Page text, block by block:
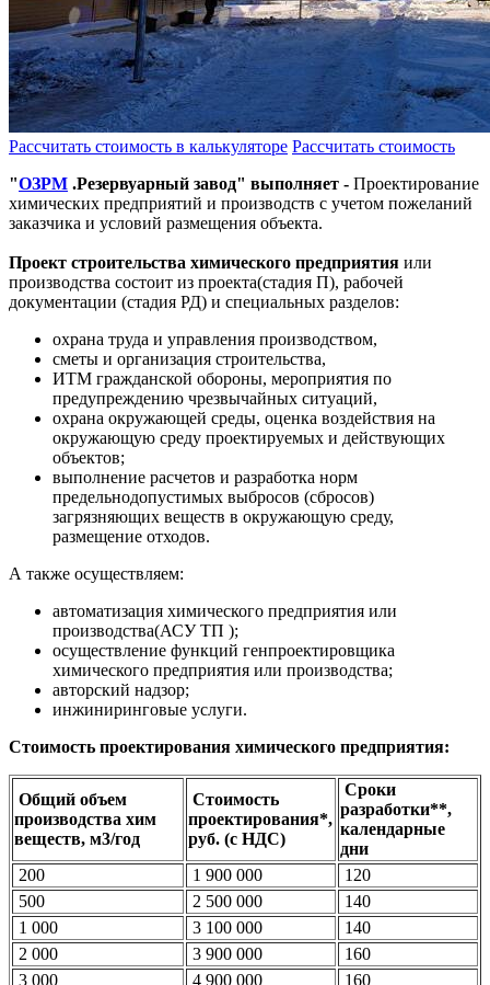
Рассчитать стоимость в калькуляторе Рассчитать стоимость
"ОЗРМ .Резервуарный завод" выполняет - Проектирование
химических предприятий и производств с учетом пожеланий
заказчика и условий размещения объекта.
Проект строительства химического предприятия или
производства состоит из проекта(стадия П), рабочей
документации (стадия РД) и специальных разделов:
охрана труда и управления производством,
сметы и организация строительства,
ИТМ гражданской обороны, мероприятия по
предупреждению чрезвычайных ситуаций,
охрана окружающей среды, оценка воздействия на
окружающую среду проектируемых и действующих
объектов;
выполнение расчетов и разработка норм
предельнодопустимых выбросов (сбросов)
загрязняющих веществ в окружающую среду,
размещение отходов.
А также осуществляем:
автоматизация химического предприятия или
производства(АСУ ТП );
осуществление функций генпроектировщика
химического предприятия или производства;
авторский надзор;
инжиниринговые услуги.
Стоимость проектирования химического предприятия:
Общий объем
производства хим
веществ, м3/год
Стоимость
проектирования*,
руб. (с НДС)
Сроки
разработки**,
календарные
дни
200
1 900 000
120
500
2 500 000
140
1 000
3 100 000
140
2 000
3 900 000
160
3 000
4 900 000 160